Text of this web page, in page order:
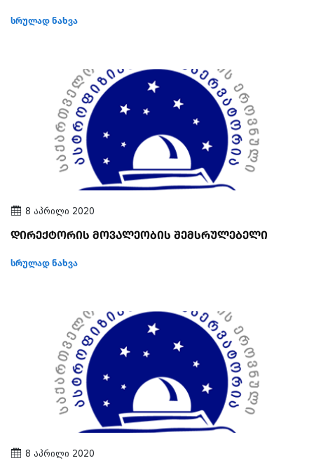
სრულად ნახვა
8 აპრილი 2020
დირექტორის მოვალეობის შემსრულებელი
სრულად ნახვა
8 აპრილი 2020